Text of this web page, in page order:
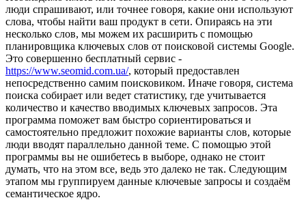
люди спрашивают, или точнее говоря, какие они используют
слова, чтобы найти ваш продукт в сети. Опираясь на эти
несколько слов, мы можем их расширить с помощью
планировщика ключевых слов от поисковой системы Google.
Это совершенно бесплатный сервис -
https://www.seomid.com.ua/, который предоставлен
непосредственно самим поисковиком. Иначе говоря, система
поиска собирает или ведет статистику, где учитывается
количество и качество вводимых ключевых запросов. Эта
программа поможет вам быстро сориентироваться и
самостоятельно предложит похожие варианты слов, которые
люди вводят параллельно данной теме. С помощью этой
программы вы не ошибетесь в выборе, однако не стоит
думать, что на этом все, ведь это далеко не так. Следующим
этапом мы группируем данные ключевые запросы и создаём
семантическое ядро.